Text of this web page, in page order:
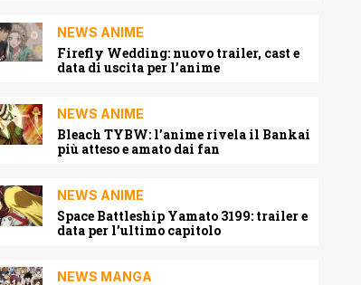
NEWS ANIME
Firefly Wedding: nuovo trailer, cast e
data di uscita per l’anime
NEWS ANIME
Bleach TYBW: l’anime rivela il Bankai
più atteso e amato dai fan
NEWS ANIME
Space Battleship Yamato 3199: trailer e
data per l’ultimo capitolo
NEWS MANGA